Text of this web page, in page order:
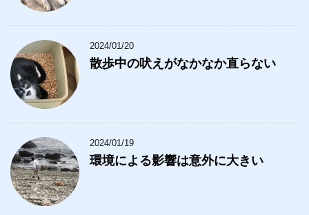
2024/01/20
散歩中の吠えがなかなか直らない
2024/01/19
環境による影響は意外に大きい